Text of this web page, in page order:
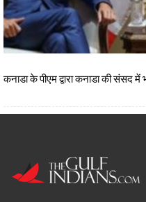
कनाडा के पीएम द्वारा कनाडा की संसद